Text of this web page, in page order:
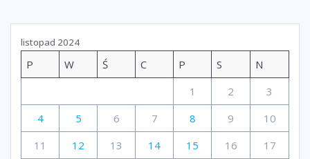
listopad 2024
P W Ś C P S
N
1
2
3
4
5 6 7 8 9
10
11
12 13 14 15 16
17